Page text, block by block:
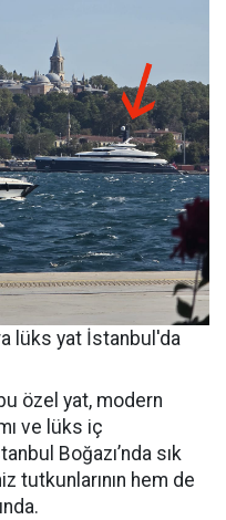
lüks yat İstanbul'da
özel yat, modern
ve lüks iç
Boğazı’nda sık
tutkunlarının hem de